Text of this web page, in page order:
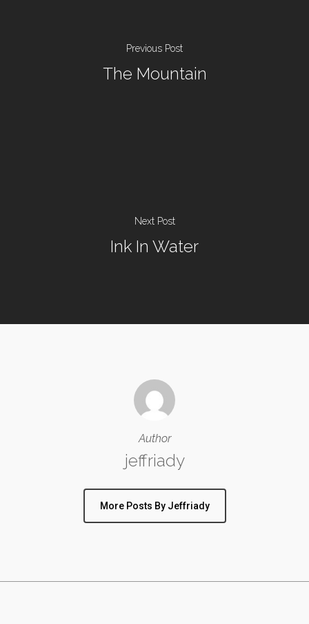
Previous Post
The Mountain
Next Post
Ink In Water
Author
jeffriady
More Posts By Jeffriady